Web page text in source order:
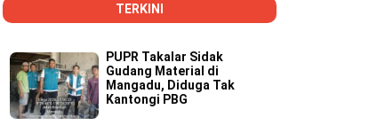
TERKINI
PUPR Takalar Sidak
Gudang Material di
Mangadu, Diduga Tak
Kantongi PBG